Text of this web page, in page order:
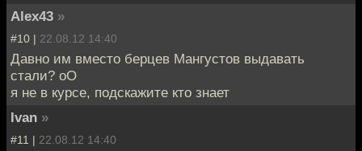
Alex43 »
#10 | 22.08.12 14:40
Давно им вместо берцев Мангустов выдавать
стали? оО
я не в курсе, подскажите кто знает
Ivan »
#11 | 22.08.12 14:40